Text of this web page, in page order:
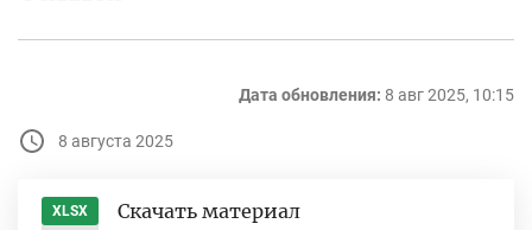
Дата обновления: 8 авг 2025, 10:15
8 августа 2025
XLSX Скачать материал